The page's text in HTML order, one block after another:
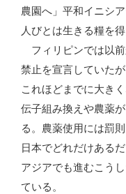
農園へ」平和イニシ
人びとは生きる糧を
フィリピンでは以前
禁止を宣言していた
これほどまでに大き
伝子組み換えや農薬
る。農薬使用には罰
日本でどれだけある
アジアでも進むこう
ている。